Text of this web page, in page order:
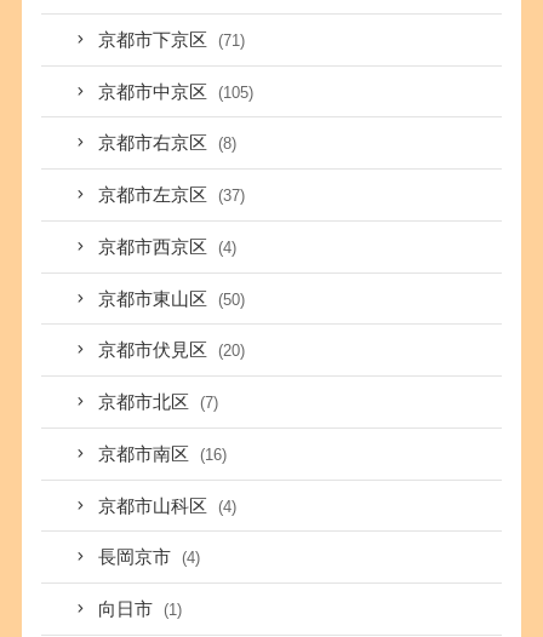
京都市下京区 (71)
京都市中京区 (105)
京都市右京区 (8)
京都市左京区 (37)
京都市西京区 (4)
京都市東山区 (50)
京都市伏見区 (20)
京都市北区 (7)
京都市南区 (16)
京都市山科区 (4)
長岡京市 (4)
向日市 (1)